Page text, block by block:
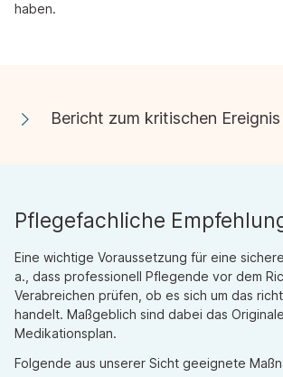
haben.
Bericht zum kritischen Ereignis
Pflegefachliche
Eine wichtige Voraussetzung für eine
a., dass professionell Pflegende vor dem
Verabreichen prüfen, ob es sich um das
handelt. Maßgeblich sind dabei das
Medikationsplan.
Folgende aus unserer Sicht geeignete